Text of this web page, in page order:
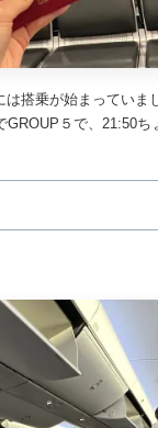
搭乗が始まっていま
GROUP５で、21:50ち